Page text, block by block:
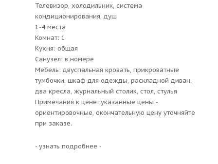
Телевизор, холодильник, система
кондиционирования, душ
1-4 места
Комнат: 1
Кухня: общая
Санузел: в номере
Мебель: двуспальная кровать, прикроватные
тумбочки, шкаф для одежды, раскладной диван,
два кресла, журнальный столик, стол, стулья
Примечания к цене: указанные цены -
ориентировочные, окончательную цену уточняйте
при заказе.
- узнать подробнее -